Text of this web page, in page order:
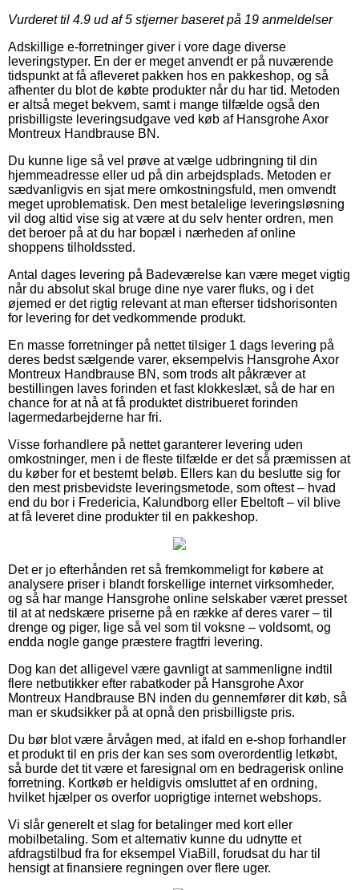
Vurderet til 4.9 ud af 5 stjerner baseret på 19 anmeldelser
Adskillige e-forretninger giver i vore dage diverse
leveringstyper. En der er meget anvendt er på nuværende
tidspunkt at få afleveret pakken hos en pakkeshop, og så
afhenter du blot de købte produkter når du har tid. Metoden
er altså meget bekvem, samt i mange tilfælde også den
prisbilligste leveringsudgave ved køb af Hansgrohe Axor
Montreux Handbrause BN.
Du kunne lige så vel prøve at vælge udbringning til din
hjemmeadresse eller ud på din arbejdsplads. Metoden er
sædvanligvis en sjat mere omkostningsfuld, men omvendt
meget uproblematisk. Den mest betalelige leveringsløsning
vil dog altid vise sig at være at du selv henter ordren, men
det beroer på at du har bopæl i nærheden af online
shoppens tilholdssted.
Antal dages levering på Badeværelse kan være meget vigtig
når du absolut skal bruge dine nye varer fluks, og i det
øjemed er det rigtig relevant at man efterser tidshorisonten
for levering for det vedkommende produkt.
En masse forretninger på nettet tilsiger 1 dags levering på
deres bedst sælgende varer, eksempelvis Hansgrohe Axor
Montreux Handbrause BN, som trods alt påkræver at
bestillingen laves forinden et fast klokkeslæt, så de har en
chance for at nå at få produktet distribueret forinden
lagermedarbejderne har fri.
Visse forhandlere på nettet garanterer levering uden
omkostninger, men i de fleste tilfælde er det så præmissen at
du køber for et bestemt beløb. Ellers kan du beslutte sig for
den mest prisbevidste leveringsmetode, som oftest – hvad
end du bor i Fredericia, Kalundborg eller Ebeltoft – vil blive
at få leveret dine produkter til en pakkeshop.
Det er jo efterhånden ret så fremkommeligt for købere at
analysere priser i blandt forskellige internet virksomheder,
og så har mange Hansgrohe online selskaber været presset
til at at nedskære priserne på en række af deres varer – til
drenge og piger, lige så vel som til voksne – voldsomt, og
endda nogle gange præstere fragtfri levering.
Dog kan det alligevel være gavnligt at sammenligne indtil
flere netbutikker efter rabatkoder på Hansgrohe Axor
Montreux Handbrause BN inden du gennemfører dit køb, så
man er skudsikker på at opnå den prisbilligste pris.
Du bør blot være årvågen med, at ifald en e-shop forhandler
et produkt til en pris der kan ses som overordentlig letkøbt,
så burde det tit være et faresignal om en bedragerisk online
forretning. Kortkøb er heldigvis omsluttet af en ordning,
hvilket hjælper os overfor uoprigtige internet webshops.
Vi slår generelt et slag for betalinger med kort eller
mobilbetaling. Som et alternativ kunne du udnytte et
afdragstilbud fra for eksempel ViaBill, forudsat du har til
hensigt at finansiere regningen over flere uger.